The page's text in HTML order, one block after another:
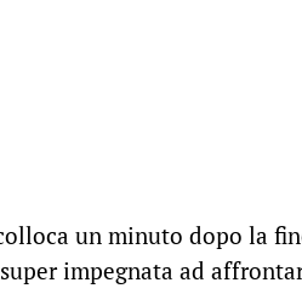
un minuto dopo la
impegnata ad